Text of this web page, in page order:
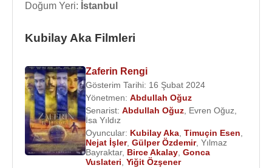
Doğum Yeri: İstanbul
Kubilay Aka Filmleri
Zaferin Rengi
Gösterim Tarihi: 16 Şubat 2024
Yönetmen: Abdullah Oğuz
Senarist: Abdullah Oğuz Evren Oğuz
İsa Yıldız
Oyuncular: Kubilay Aka Timuçin Esen
Nejat İşler, Gülper Özdemir, Yılmaz
Bayraktar, Birce Akalay Gonca
Vuslateri Yiğit Özşener